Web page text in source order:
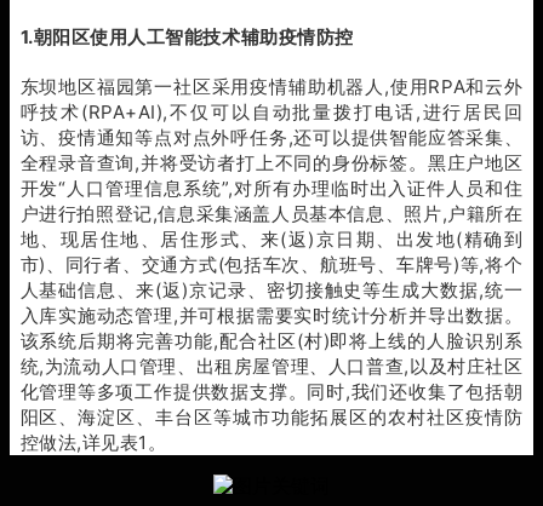
1.朝阳区使用人工智能技术辅助疫情防控
东坝地区福园第一社区采用疫情辅助机器人,使用RPA和云外
呼技术(RPA+AI),不仅可以自动批量拨打电话,进行居民回
访、疫情通知等点对点外呼任务,还可以提供智能应答采集、
全程录音查询,并将受访者打上不同的身份标签。黑庄户地区
开发“人口管理信息系统”,对所有办理临时出入证件人员和住
户进行拍照登记,信息采集涵盖人员基本信息、照片,户籍所在
地、现居住地、居住形式、来(返)京日期、出发地(精确到
市)、同行者、交通方式(包括车次、航班号、车牌号)等,将个
人基础信息、来(返)京记录、密切接触史等生成大数据,统一
入库实施动态管理,并可根据需要实时统计分析并导出数据。
该系统后期将完善功能,配合社区(村)即将上线的人脸识别系
统,为流动人口管理、出租房屋管理、人口普查,以及村庄社区
化管理等多项工作提供数据支撑。同时,我们还收集了包括朝
阳区、海淀区、丰台区等城市功能拓展区的农村社区疫情防
控做法,详见表1。